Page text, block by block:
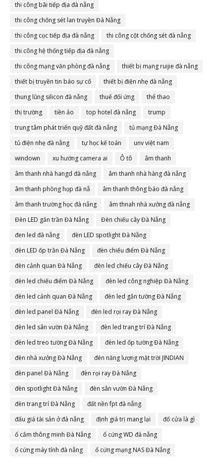
thi công bãi tiếp địa đà nẵng
thi công chống sét lan truyền Đà Nẵng
thi công cọc tiếp địa đà nẵng
thi công cột chống sét đà nẵng
thi công hệ thống tiếp địa đà nẵng
thi công mạng văn phòng đà nẵng
thiết bị mạng ruijie đà nẵng
thiết bị truyền tin báo sự cố
thiết bị điện nhẹ đà nẵng
thung lũng silicon đà nẵng
thuế đối ứng
thể thao
thị trường
tiền ảo top hotel đà nẵng
trump
trung tâm phát triển quỹ đất đà nẵng
tủ mạng Đà Nẵng
tủ điện nhẹ đà nẵng
tự học kế toán
unv việt nam
windown
xu hướng camera ai Ô tô
âm thanh
âm thanh nhà hangd đà nẵng
âm thanh nhà hàng đà nẵng
âm thanh phòng họp đà nẵ
âm thanh thông báo đà nẵng
âm thanh trường học đà nẵng
âm thnah nhà xưởng đà nẵng
Đèn LED gắn trần Đà Nẵng
Đèn chiếu cây Đà Nẵng
đen led đà nẵng
đèn LED spotlight Đà Nẵng
đèn LED ốp trần Đà Nẵng
đèn chiếu điểm Đà Nẵng
đèn cảnh quan Đà Nẵng
đèn led chiếu cây Đà Nẵng
đèn led chiếu điểm Đà Nẵng
đèn led công nghiệp Đà Nẵng
đèn led cảnh quan Đà Nẵng
đèn led gắn tường Đà Nẵng
đèn led panel Đà Nẵng
đèn led rọi ray Đà Nẵng
đèn led sân vườn Đà Nẵng
đèn led trang trí Đà Nẵng
đèn led treo tường Đà Nẵng
đèn led ốp tường Đà Nẵng
đèn nhà xưởng Đà Nẵng
đèn năng lượng mặt trời JINDIAN
đèn panel Đà Nẵng
đèn rọi ray Đà Nẵng
đèn spotlight Đà Nẵng
đèn sân vườn Đà Nẵng
đèn trang trí Đà Nẵng
đất nền fpt đà nẵng
đấu giá tài sản ở đà nẵng
định giá trị mang lại
đố cửa là gì
ổ cắm thông minh Đà Nẵng
ổ cứng WD đà nẵng
ổ cứng máy tính đà nẵng
ổ cứng mạng NAS Đà Nẵng